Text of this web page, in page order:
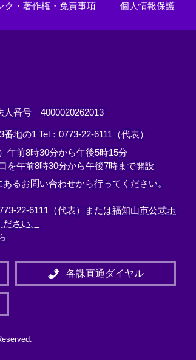
ク・著作権・免責事項 個人情報保護
人番号 4000020262013
番地の1 Tel：0773-22-6111（代表）
午前8時30分から午後5時15分
を午前8時30分から午後7時まで開設
るお問い合わせから行ってください。
22-6111（代表）または福知山市公式ホ
さい。
各課直通ダイヤル